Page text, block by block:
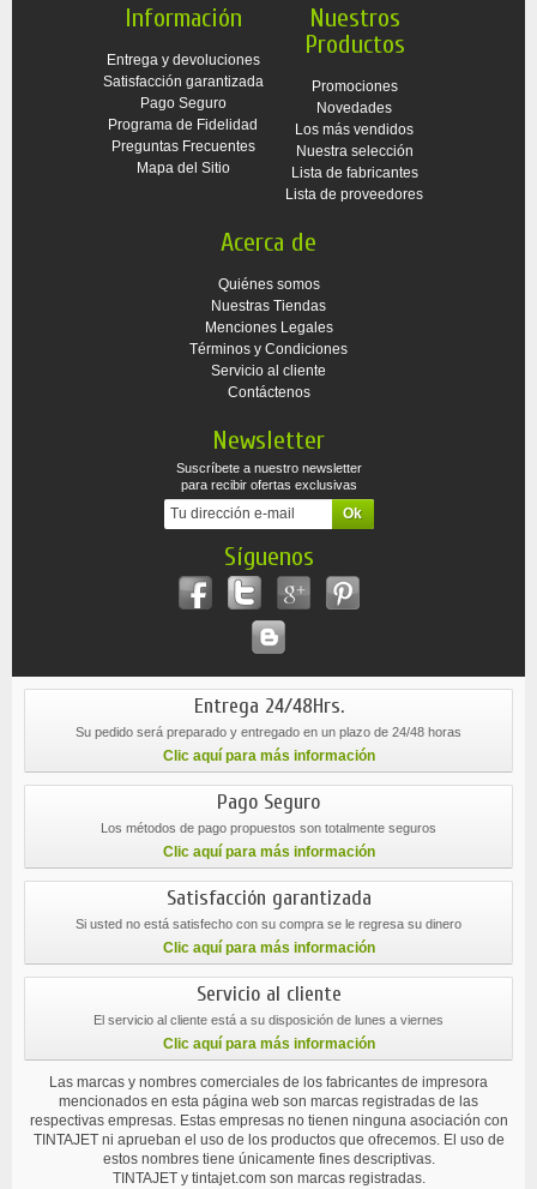
Información
Entrega y devoluciones
Satisfacción garantizada
Pago Seguro
Programa de Fidelidad
Preguntas Frecuentes
Mapa del Sitio
Nuestros
Productos
Promociones
Novedades
Los más vendidos
Nuestra selección
Lista de fabricantes
Lista de proveedores
Acerca de
Quiénes somos
Nuestras Tiendas
Menciones Legales
Términos y Condiciones
Servicio al cliente
Contáctenos
Newsletter
Suscríbete a nuestro newsletter
para recibir ofertas exclusivas
Síguenos
Entrega 24/48Hrs.
Su pedido será preparado y entregado en un plazo de 24/48 horas
Clic aquí para más información
Pago Seguro
Los métodos de pago propuestos son totalmente seguros
Clic aquí para más información
Satisfacción garantizada
Si usted no está satisfecho con su compra se le regresa su dinero
Clic aquí para más información
Servicio al cliente
El servicio al cliente está a su disposición de lunes a viernes
Clic aquí para más información
Las marcas y nombres comerciales de los fabricantes de impresora
mencionados en esta página web son marcas registradas de las
respectivas empresas. Estas empresas no tienen ninguna asociación con
TINTAJET ni aprueban el uso de los productos que ofrecemos. El uso de
estos nombres tiene únicamente fines descriptivas.
TINTAJET y tintajet.com son marcas registradas.